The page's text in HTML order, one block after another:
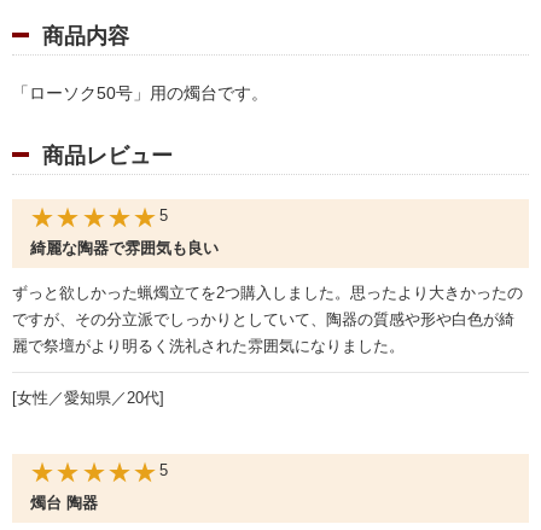
商品内容
「ローソク50号」用の燭台です。
商品レビュー
★★★★★ 5
綺麗な陶器で雰囲気も良い
ずっと欲しかった蝋燭立てを2つ購入しました。思ったより大きかったの
ですが、その分立派でしっかりとしていて、陶器の質感や形や白色が綺
麗で祭壇がより明るく洗礼された雰囲気になりました。
[女性／愛知県／20代]
★★★★★ 5
燭台 陶器